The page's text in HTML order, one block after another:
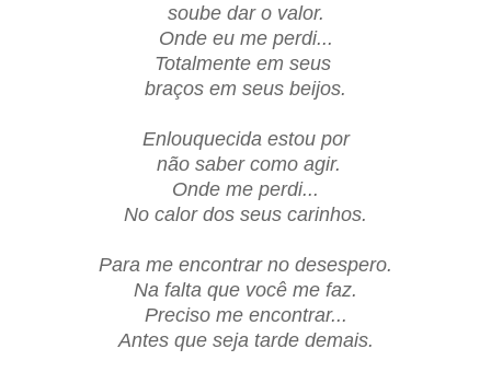
soube dar o valor.
Onde eu me perdi...
Totalmente em seus
braços em seus beijos.
Enlouquecida estou por
não saber como agir.
Onde me perdi...
No calor dos seus carinhos.
Para me encontrar no desespero.
Na falta que você me faz.
Preciso me encontrar...
Antes que seja tarde demais.